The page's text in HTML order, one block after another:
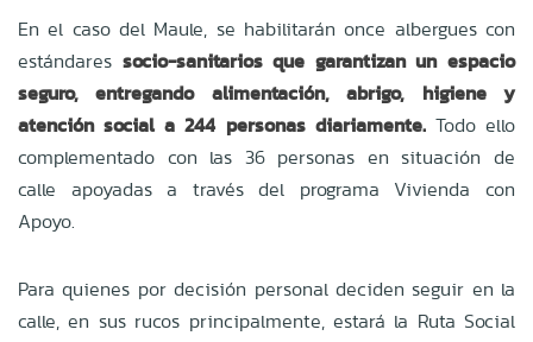
En el caso del Maule, se habilitarán once albergues con
estándares socio-sanitarios que garantizan un espacio
seguro, entregando alimentación, abrigo, higiene y
atención social a 244 personas diariamente.Todo ello
complementado con las 36 personas en situación de
calle apoyadas a través del programa Vivienda con
Apoyo.
Para quienes por decisión personal deciden seguir en la
calle, en sus rucos principalmente, estará la Ruta Social